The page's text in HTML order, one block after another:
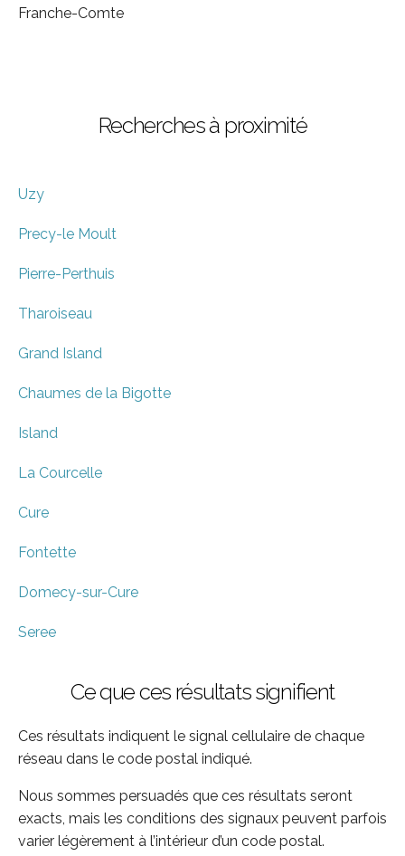
Franche-Comte
Recherches à proximité
Uzy
Precy-le Moult
Pierre-Perthuis
Tharoiseau
Grand Island
Chaumes de la Bigotte
Island
La Courcelle
Cure
Fontette
Domecy-sur-Cure
Seree
Ce que ces résultats signifient
Ces résultats indiquent le signal cellulaire de chaque
réseau dans le code postal indiqué.
Nous sommes persuadés que ces résultats seront
exacts, mais les conditions des signaux peuvent parfois
varier légèrement à l’intérieur d’un code postal.